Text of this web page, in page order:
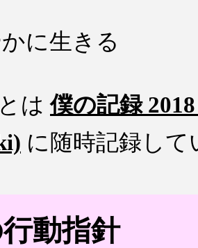
に生きる
は僕の記録
に随時記録して
動指針